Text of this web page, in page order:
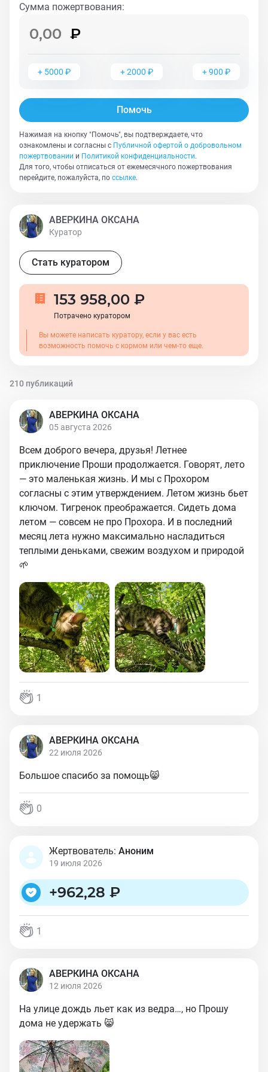
поможем этому чудному крохе (почему-то приходит
на ум Маленький принц) увидеть мир, такой большой
страдания, но и любовь, доброту, милосердие.
Сумма пожертвования:
+ 5000 ₽ +2000 ₽ +900 ₽
Помочь
Нажимая на кнопку "Помочь", вы подтверждаете, что
ознакомлены и согласны с Публичной офертой о добровольном
пожертвовании и Политикой конфиденциальности.
Для того, чтобы отписаться от ежемесячного пожертвования
перейдите, пожалуйста, по ссылке.
АВЕРКИНА ОКСАНА
Куратор
Стать куратором
153 958,00 ₽
Потрачено куратором
Вы можете написать куратору, если у вас есть
возможность помочь с кормом или чем-то еще.
210 публикаций
АВЕРКИНА ОКСАНА
05 августа 2026
Всем доброго вечера, друзья! Летнее
приключение Проши продолжается. Говорят, лето
— это маленькая жизнь. И мы с Прохором
согласны с этим утверждением. Летом жизнь бьет
ключом. Тигренок преображается. Сидеть дома
летом — совсем не про Прохора. И в последний
месяц лета нужно максимально насладиться
теплыми деньками, свежим воздухом и природой
🌱
1
АВЕРКИНА ОКСАНА
22 июля 2026
Большое спасибо за помощь😸
0
Жертвователь: Аноним
19 июля 2026
+962,28 ₽
1
АВЕРКИНА ОКСАНА
12 июля 2026
На улице дождь льет как из ведра…, но Прошу
дома не удержать 😸